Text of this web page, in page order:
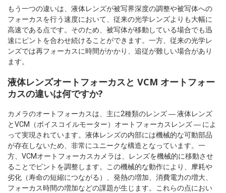
もう一つの違いは、液体レンズが被写界深度の調整や被写体への
フォーカスを行う速度において、従来の光学レンズよりも大幅に
高速である点です。そのため、被写体が移動している場合でも迅
速にピントを合わせ続けることができます。一方、従来の光学レ
ンズでは再フォーカスに時間がかかり、追従が難しい場合があり
ます。
液体レンズオートフォーカスと VCM オートフォー
カスの違いは何ですか?
カメラのオートフォーカスは、主に2種類のレンズ ― 液体レンズ
とVCM（ボイスコイルモーター）オートフォーカスレンズ ― によ
って実現されています。液体レンズの内部には機械的な可動部品
が存在しないため、非常にユニークな構造となっています。一
方、VCMオートフォーカスカメラは、レンズを機械的に移動させ
ることでピントを調整します。この機械的な動作により、摩耗や
劣化（寿命の短縮につながる）、発熱の増加、消費電力の増大、
フォーカス時間の増加などの課題が生じます。これらの点におい